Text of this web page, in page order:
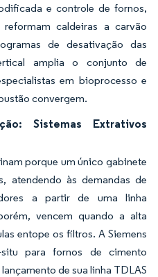
e controle de fornos,
reformam caldeiras a carvão
de desativação das
amplia o conjunto de
em bioprocesso e
convergem.
Sistemas Extrativos
porque um único gabinete
atendendo às demandas de
a partir de uma linha
vencem quando a alta
entope os filtros. A Siemens
para fornos de cimento
de sua linha TDLAS